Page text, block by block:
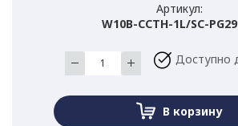
Артикул:
W10B-CCTH-1L/SC-
Доступно